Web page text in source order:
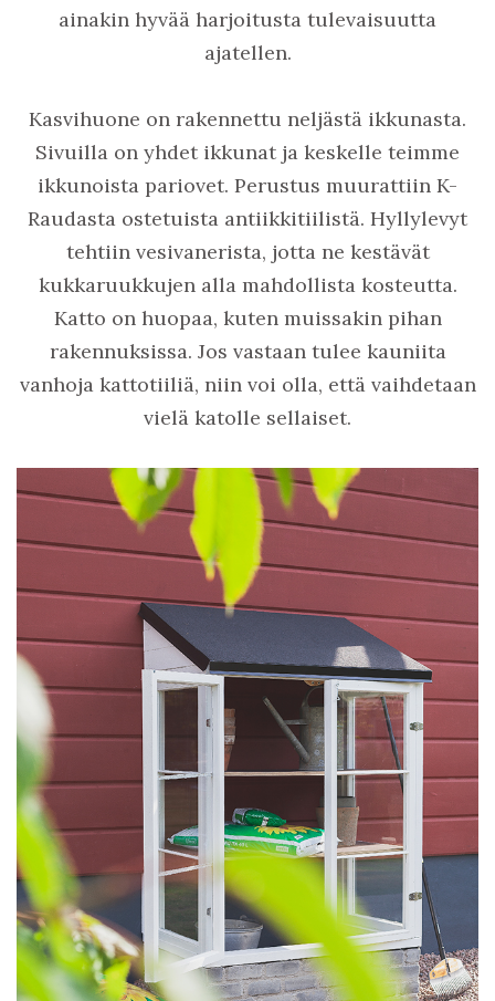
ainakin hyvää harjoitusta tulevaisuutta
ajatellen.
Kasvihuone on rakennettu neljästä ikkunasta.
Sivuilla on yhdet ikkunat ja keskelle teimme
ikkunoista pariovet. Perustus muurattiin K-
Raudasta ostetuista antiikkitiilistä. Hyllylevyt
tehtiin vesivanerista, jotta ne kestävät
kukkaruukkujen alla mahdollista kosteutta.
Katto on huopaa, kuten muissakin pihan
rakennuksissa. Jos vastaan tulee kauniita
vanhoja kattotiiliä, niin voi olla, että vaihdetaan
vielä katolle sellaiset.